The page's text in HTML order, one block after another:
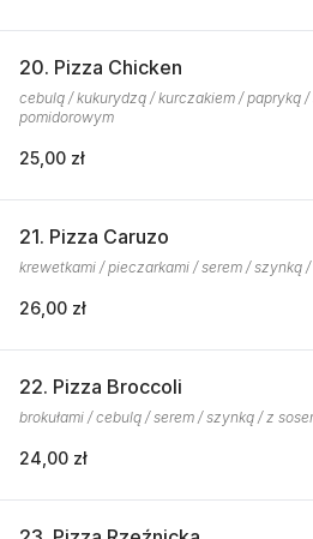
20. Pizza Chicken
cebulą / kukurydzą / kurczakiem / papryką /
pomidorowym
25,00 zł
21. Pizza Caruzo
krewetkami / pieczarkami / serem / szynką
26,00 zł
22. Pizza Broccoli
brokułami / cebulą / serem / szynką / z
24,00 zł